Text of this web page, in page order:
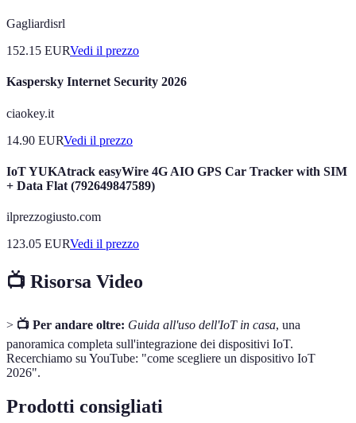
Gagliardisrl
152.15 EURVedi il prezzo
Kaspersky Internet Security 2026
ciaokey.it
14.90 EURVedi il prezzo
IoT YUKAtrack easyWire 4G AIO GPS Car Tracker with SIM
+ Data Flat (792649847589)
ilprezzogiusto.com
123.05 EURVedi il prezzo
📺 Risorsa Video
> 📺 Per andare oltre: Guida all'uso dell'IoT in casa, una
panoramica completa sull'integrazione dei dispositivi IoT.
Recerchiamo su YouTube: "come scegliere un dispositivo IoT
2026".
Prodotti consigliati